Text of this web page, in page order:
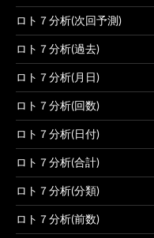
ロト７分析(次回予測)
ロト７分析(過去)
ロト７分析(月日)
ロト７分析(回数)
ロト７分析(日付)
ロト７分析(合計)
ロト７分析(分類)
ロト７分析(前数)